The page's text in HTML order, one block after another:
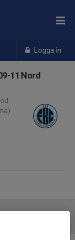
Logga in
11 Nord